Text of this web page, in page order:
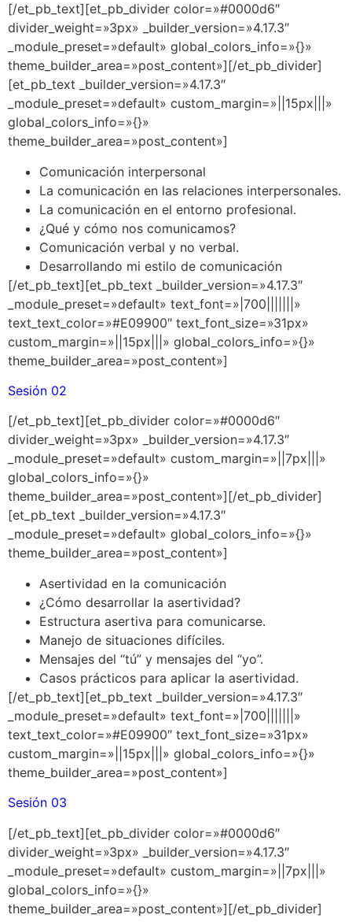
[/et_pb_text][et_pb_divider color=»#0000d6″
divider_weight=»3px» _builder_version=»4.17.3″
_module_preset=»default» global_colors_info=»{}»
theme_builder_area=»post_content»][/et_pb_divider]
[et_pb_text _builder_version=»4.17.3″
_module_preset=»default» custom_margin=»||15px|||»
global_colors_info=»{}»
theme_builder_area=»post_content»]
Comunicación interpersonal
La comunicación en las relaciones interpersonales.
La comunicación en el entorno profesional.
¿Qué y cómo nos comunicamos?
Comunicación verbal y no verbal.
Desarrollando mi estilo de comunicación
[/et_pb_text][et_pb_text _builder_version=»4.17.3″
_module_preset=»default» text_font=»|700|||||||»
text_text_color=»#E09900″ text_font_size=»31px»
custom_margin=»||15px|||» global_colors_info=»{}»
theme_builder_area=»post_content»]
Sesión 02
[/et_pb_text][et_pb_divider color=»#0000d6″
divider_weight=»3px» _builder_version=»4.17.3″
_module_preset=»default» custom_margin=»||7px|||»
global_colors_info=»{}»
theme_builder_area=»post_content»][/et_pb_divider]
[et_pb_text _builder_version=»4.17.3″
_module_preset=»default» global_colors_info=»{}»
theme_builder_area=»post_content»]
Asertividad en la comunicación
¿Cómo desarrollar la asertividad?
Estructura asertiva para comunicarse.
Manejo de situaciones difíciles.
Mensajes del “tú” y mensajes del “yo”.
Casos prácticos para aplicar la asertividad.
[/et_pb_text][et_pb_text _builder_version=»4.17.3″
_module_preset=»default» text_font=»|700|||||||»
text_text_color=»#E09900″ text_font_size=»31px»
custom_margin=»||15px|||» global_colors_info=»{}»
theme_builder_area=»post_content»]
Sesión 03
[/et_pb_text][et_pb_divider color=»#0000d6″
divider_weight=»3px» _builder_version=»4.17.3″
_module_preset=»default» custom_margin=»||7px|||»
global_colors_info=»{}»
theme_builder_area=»post_content»][/et_pb_divider]